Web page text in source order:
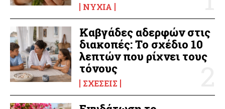
ΝΎΧΙΑ
Καβγάδες αδερφών στις
διακοπές: Το σχέδιο 10
λεπτών που ρίχνει τους
τόνους
ΣΧΈΣΕΙΣ